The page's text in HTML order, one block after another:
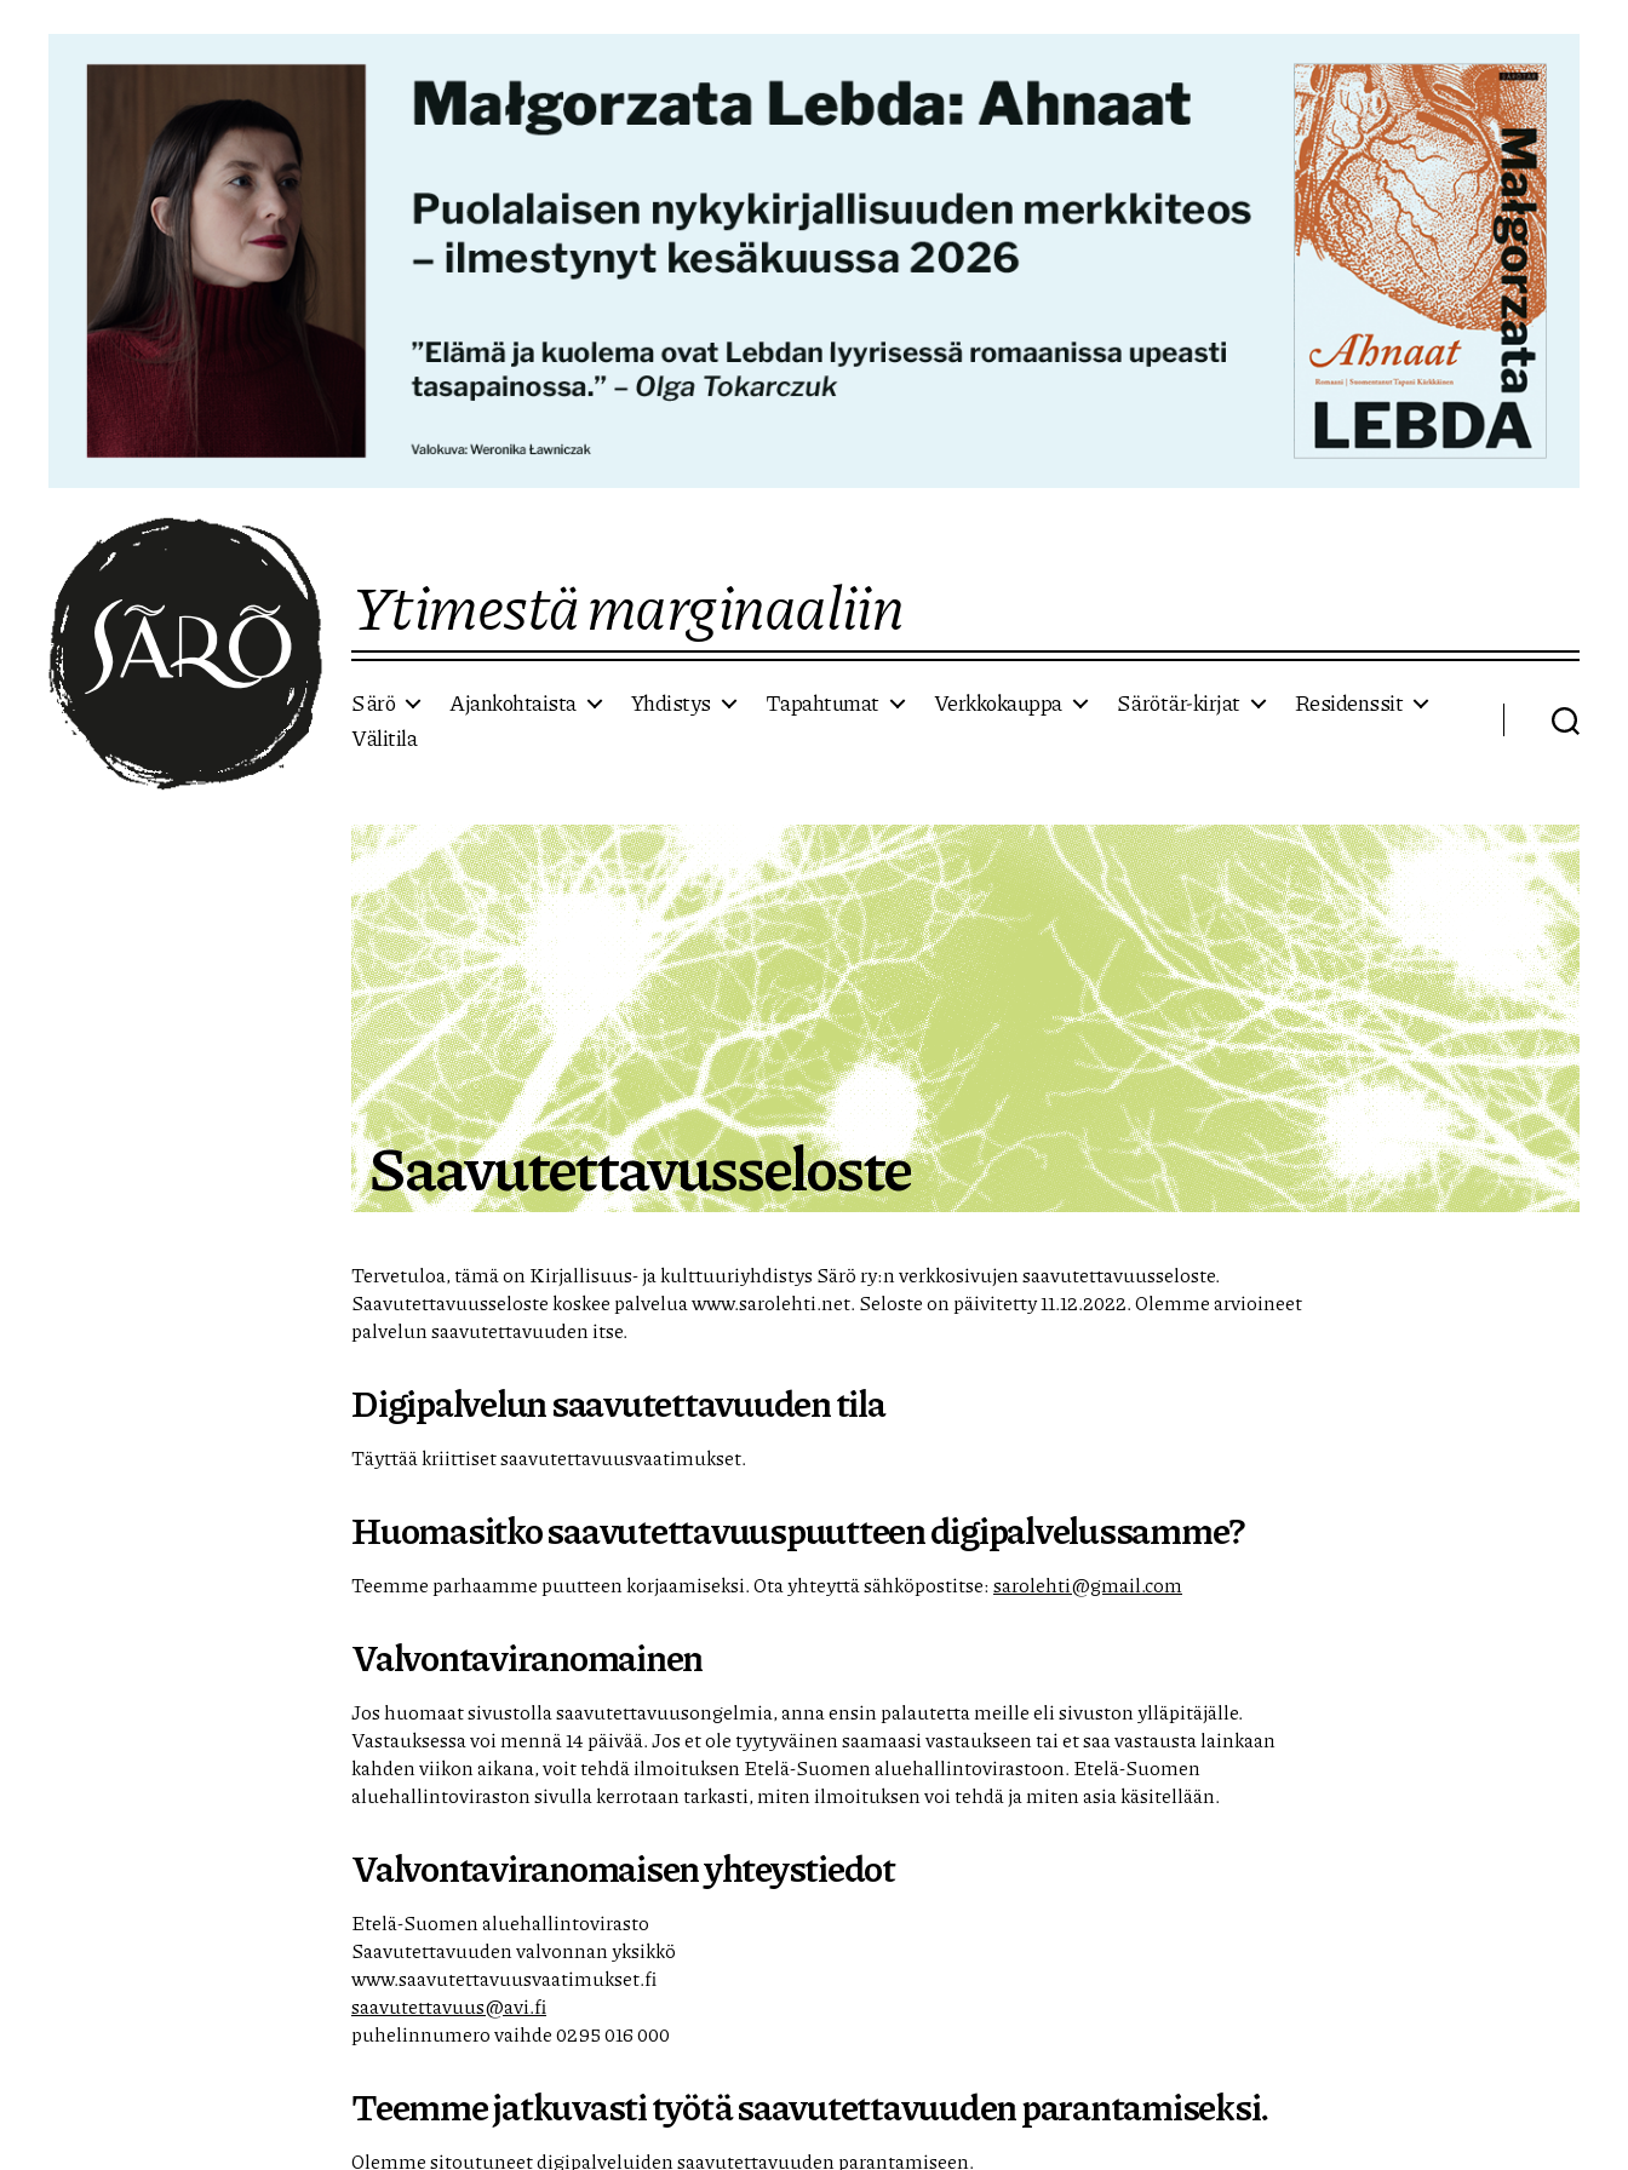
Ytimestä marginaaliin
Särö Ajankohtaista Yhdistys Tapahtumat Verkkokauppa Särötär-kirjat
Residenssit
Välitila
Haku
Saavutettavusseloste
Tervetuloa, tämä on Kirjallisuus- ja kulttuuriyhdistys Särö ry:n verkkosivujen saavutettavuusseloste.
Saavutettavuusseloste koskee palvelua www.sarolehti.net. Seloste on päivitetty 11.12.2022. Olemme arvioineet
palvelun saavutettavuuden itse.
Digipalvelun saavutettavuuden tila
Täyttää kriittiset saavutettavuusvaatimukset.
Huomasitko saavutettavuus­puutteen digipalvelussamme?
Teemme parhaamme puutteen korjaamiseksi. Ota yhteyttä sähköpostitse:sarolehti@gmail.com
Valvontaviranomainen
Jos huomaat sivustolla saavutettavuusongelmia, anna ensin palautetta meille eli sivuston ylläpitäjälle.
Vastauksessa voi mennä 14 päivää. Jos et ole tyytyväinen saamaasi vastaukseen tai et saa vastausta lainkaan
kahden viikon aikana, voit tehdä ilmoituksen Etelä-Suomen aluehallintovirastoon. Etelä-Suomen
aluehallintoviraston sivulla kerrotaan tarkasti, miten ilmoituksen voi tehdä ja miten asia käsitellään.
Valvontaviranomaisen yhteystiedot
Etelä-Suomen aluehallintovirasto
Saavutettavuuden valvonnan yksikkö
www.saavutettavuusvaatimukset.fi
saavutettavuus@avi.fi
puhelinnumero vaihde 0295 016 000
Teemme jatkuvasti työtä saavutettavuuden parantamiseksi.
Olemme sitoutuneet digipalveluiden saavutettavuuden parantamiseen.